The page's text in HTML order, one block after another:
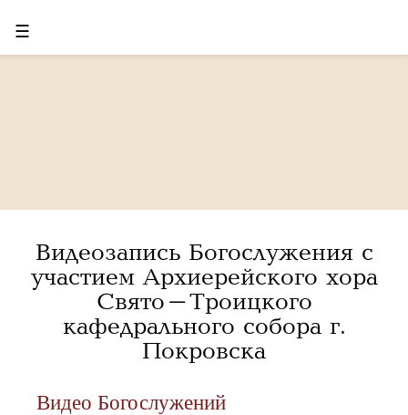
☰
Видеозапись Богослужения с
участием Архиерейского хора
Свято-Троицкого
кафедрального собора г.
Покровска
Видео Богослужений